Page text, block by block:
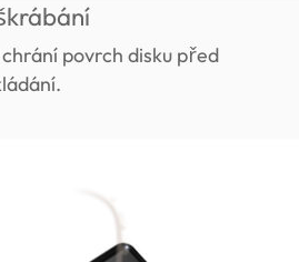
povrch disku před